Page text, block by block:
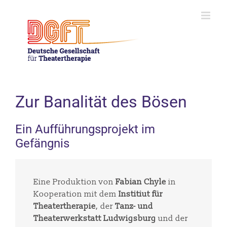
content
Zur Banalität des Bösen
Ein Aufführungsprojekt im
Gefängnis
Eine Produktion von Fabian Chyle in
Kooperation mit dem Institiut für
Theatertherapie, der Tanz- und
Theaterwerkstatt Ludwigsburg und der